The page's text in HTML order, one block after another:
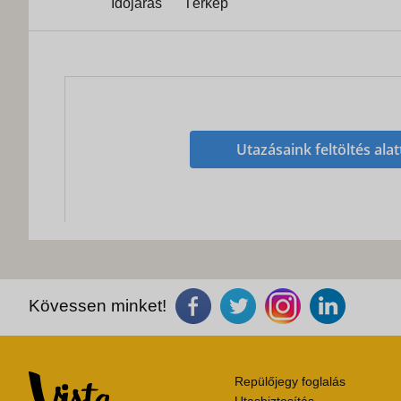
Időjárás Térkép
Utazásaink feltöltés
Kövessen minket!
Repülőjegy foglalás